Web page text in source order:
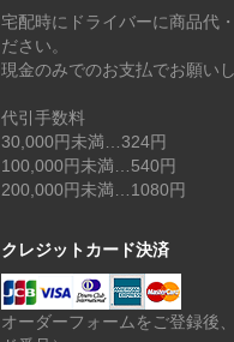
宅配時にドライバーに商品代
ださい。
現金のみでのお支払でお願いし
代引手数料
30,000円未満…324円
100,000円未満…540円
200,000円未満…1080円
クレジットカード決済
オーダーフォームをご登録後